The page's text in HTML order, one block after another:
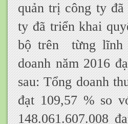
quản trị công ty
ty đã triển khai
bộ trên từng lĩnh
doanh năm 2016
sau: Tổng doanh
đạt 109,57 % so
148.061.607.008